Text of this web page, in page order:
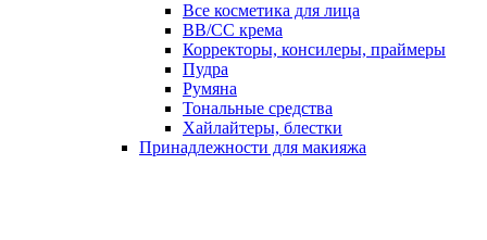
Все косметика для лица
ВВ/СС крема
Корректоры, консилеры, праймеры
Пудра
Румяна
Тональные средства
Хайлайтеры, блестки
Принадлежности для макияжа